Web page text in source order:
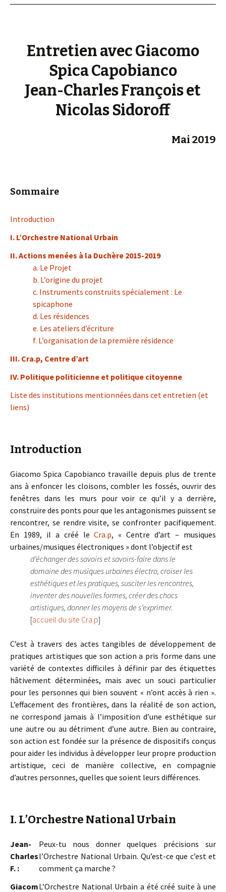
Entretien avec Giacomo
Spica Capobianco
Jean-Charles François et
Nicolas Sidoroff
Mai 2019
Sommaire
Introduction
I. L’Orchestre National Urbain
II. Actions menées à la Duchère 2015-2019
a. Le Projet
b. L’origine du projet
c. Instruments construits spécialement : Le
spicaphone
d. Les résidences
e. Les ateliers d’écriture
f. L’organisation de la première résidence
III. Cra.p, Centre d’art
IV. Politique politicienne et politique citoyenne
Liste des institutions mentionnées dans cet entretien (et
liens)
Introduction
Giacomo Spica Capobianco travaille depuis plus de trente
ans à enfoncer les cloisons, combler les fossés, ouvrir des
fenêtres dans les murs pour voir ce qu’il y a derrière,
construire des ponts pour que les antagonismes puissent se
rencontrer, se rendre visite, se confronter pacifiquement.
En 1989, il a créé leCra.p, « Centre d’art – musiques
urbaines/musiques électroniques » dont l’objectif est
d’échanger des savoirs et savoirs-faire dans le
domaine des musiques urbaines électro, croiser les
esthétiques et les pratiques, susciter les rencontres,
inventer des nouvelles formes, créer des chocs
artistiques, donner les moyens de s’exprimer.
[accueil du site Cra.p]
C’est à travers des actes tangibles de développement de
pratiques artistiques que son action a pris forme dans une
variété de contextes difficiles à définir par des étiquettes
hâtivement déterminées, mais avec un souci particulier
pour les personnes qui bien souvent « n’ont accès à rien ».
L’effacement des frontières, dans la réalité de son action,
ne correspond jamais à l’imposition d’une esthétique sur
une autre ou au détriment d’une autre. Bien au contraire,
son action est fondée sur la présence de dispositifs conçus
pour aider les individus à développer leur propre production
artistique, ceci de manière collective, en compagnie
d’autres personnes, quelles que soient leurs différences.
I. L’Orchestre National Urbain
Jean-
Charles
F. :
Peux-tu nous donner quelques précisions sur
l’Orchestre National Urbain. Qu’est-ce que c’est et
comment ça marche ?
GiacomL’Orchestre National Urbain a été créé suite à une